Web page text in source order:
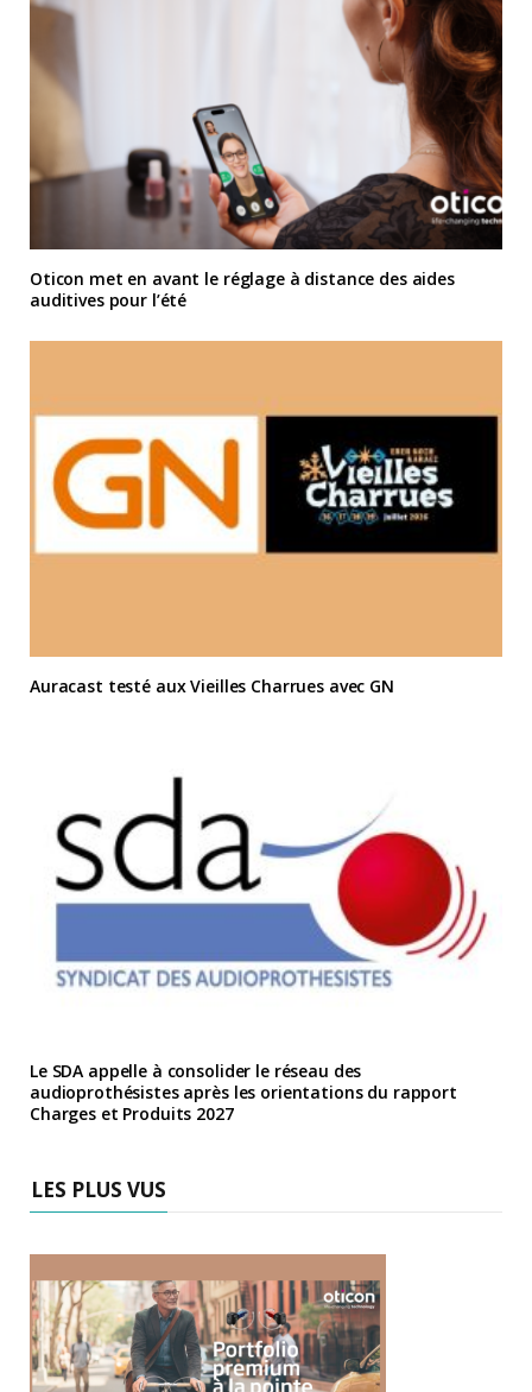
Oticon met en avant le réglage à distance des aides
auditives pour l’été
Auracast testé aux Vieilles Charrues avec GN
Le SDA appelle à consolider le réseau des
audioprothésistes après les orientations du rapport
Charges et Produits 2027
LES PLUS VUS